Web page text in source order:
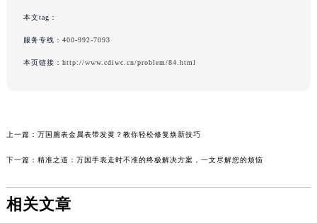
本文tag：
服务专线： 400-992-7093
本页链接： http://www.cdiwc.cn/problem/84.html
上一篇： 万国腕表金属表带发黄？教你轻松修复焕新技巧
下一篇： 精准之道：万国手表走时不准的终极解决方案，一文尽解您的烦恼
相关文章